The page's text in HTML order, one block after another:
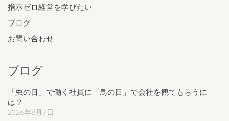
指示ゼロ経営を学びたい
ブログ
お問い合わせ
ブログ
「虫の目」で働く社員に「鳥の目」で会社を観てもらうに
は？
2026年8月7日